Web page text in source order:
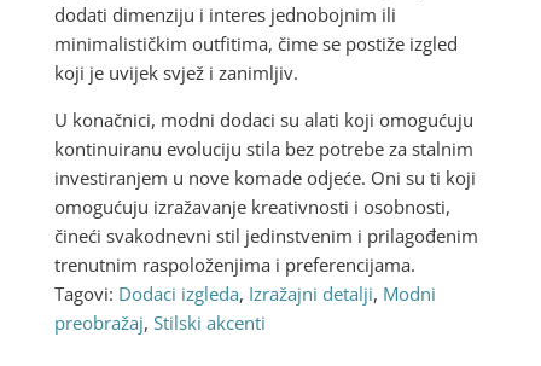
dodati dimenziju i interes jednobojnim ili
minimalističkim outfitima, čime se postiže izgled
koji je uvijek svjež i zanimljiv.
U konačnici, modni dodaci su alati koji omogućuju
kontinuiranu evoluciju stila bez potrebe za stalnim
investiranjem u nove komade odjeće. Oni su ti koji
omogućuju izražavanje kreativnosti i osobnosti,
čineći svakodnevni stil jedinstvenim i prilagođenim
trenutnim raspoloženjima i preferencijama.
Tagovi: Dodaci izgleda, Izražajni detalji, Modni
preobražaj, Stilski akcenti